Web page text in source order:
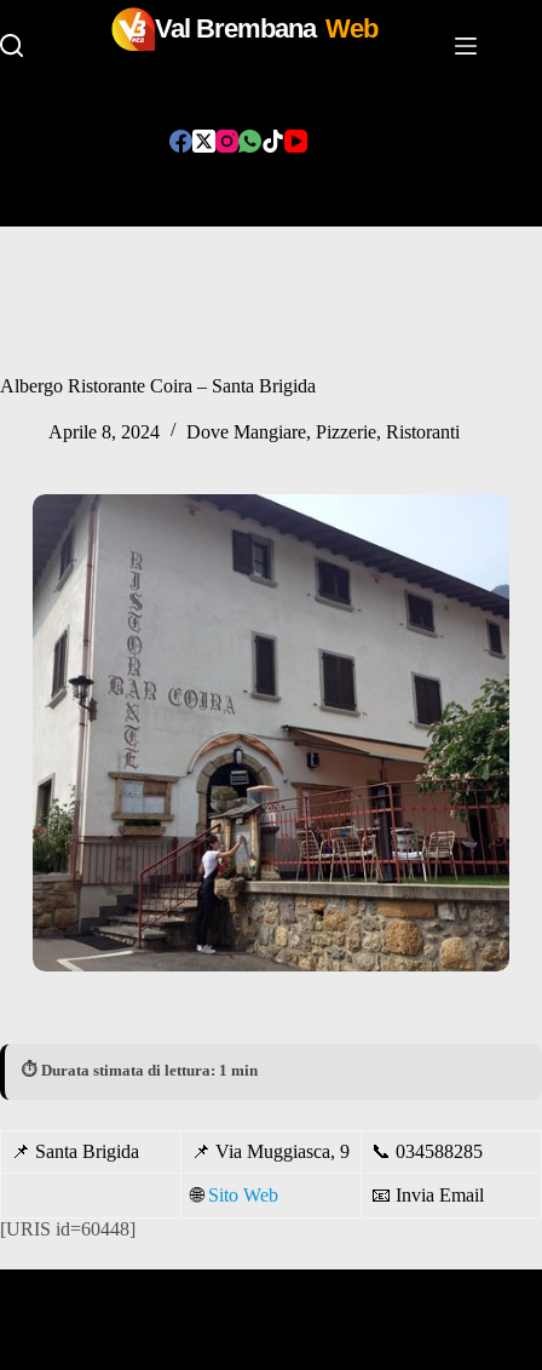
Val Brembana Web
Albergo Ristorante Coira – Santa Brigida
Aprile 8, 2024 Dove Mangiare, Pizzerie, Ristoranti
⏱️ Durata stimata di lettura: 1 min
📌 Santa Brigida 📌 Via Muggiasca, 9 📞 034588285
🌐Sito Web 📧 Invia Email
[URIS id=60448]